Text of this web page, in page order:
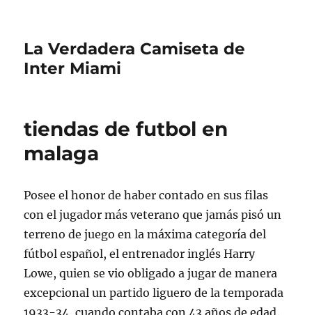
La Verdadera Camiseta de
Inter Miami
tiendas de futbol en
malaga
Posee el honor de haber contado en sus filas
con el jugador más veterano que jamás pisó un
terreno de juego en la máxima categoría del
fútbol español, el entrenador inglés Harry
Lowe, quien se vio obligado a jugar de manera
excepcional un partido liguero de la temporada
1933-34, cuando contaba con 43 años de edad.